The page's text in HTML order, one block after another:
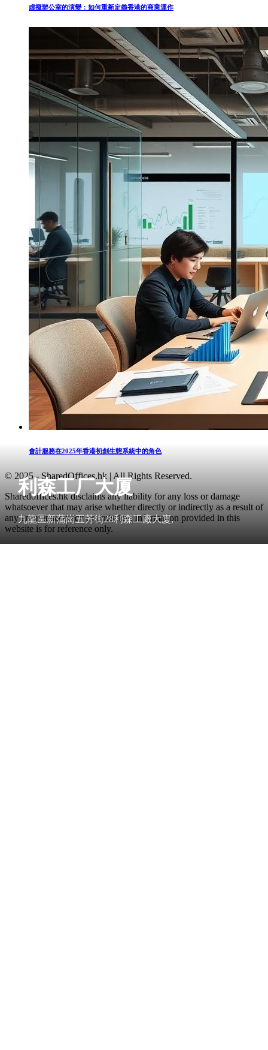
利森工厂大厦
九龍區新蒲崗五芳街28利森工廠大廈,
虛擬辦公室的演變：如何重新定義香港的商業運作
會計服務在2025年香港初創生態系統中的角色
© 2025 - SharedOffices.hk | All Rights Reserved.
Sharedoffices.hk disclaims any liability for any loss or damage
whatsoever that may arise whether directly or indirectly as a result of
any error, inaccuracy or omission. Information provided in this
website is for reference only.